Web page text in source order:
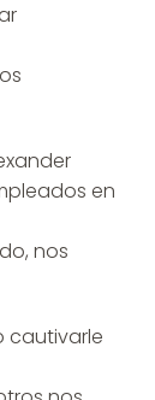
en
nos
cautivarle